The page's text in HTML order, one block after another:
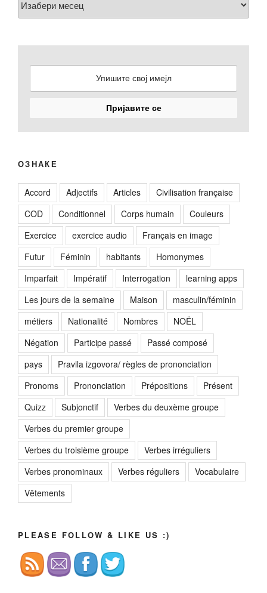
ОЗНАКЕ
Accord Adjectifs Articles
Civilisation française
COD
Conditionnel Corps humain
Couleurs
Exercice
exercice audio
Français en image
Futur
Féminin habitants
Homonymes
Imparfait
Impératif Interrogation
learning apps
Les jours de la semaine
Maison
masculin/féminin
métiers
Nationalité Nombres
NOËL
Négation
Participe passé
Passé composé
pays
Pravila izgovora/ règles de prononciation
Pronoms
Prononciation Prépositions
Présent
Quizz
Subjonctif
Verbes du deuxème groupe
Verbes du premier groupe
Verbes du troisième groupe
Verbes irréguliers
Verbes pronominaux
Verbes réguliers
Vocabulaire
Vêtements
PLEASE FOLLOW & LIKE US :)